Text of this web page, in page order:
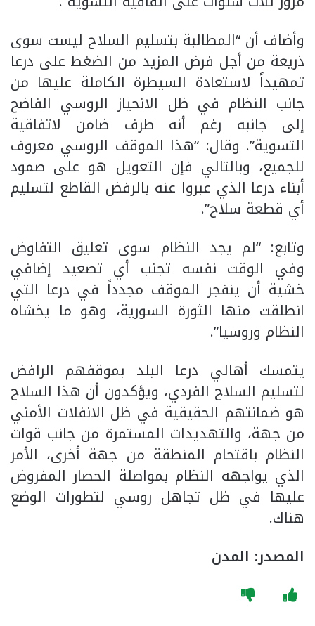
وأضاف أن “المطالبة بتسليم السلاح ليست سوى
ذريعة من أجل فرض المزيد من الضغط على درعا
تمهيداً لاستعادة السيطرة الكاملة عليها من
جانب النظام في ظل الانحياز الروسي الفاضح
إلى جانبه رغم أنه طرف ضامن لاتفاقية
التسوية”. وقال: “هذا الموقف الروسي معروف
للجميع، وبالتالي فإن التعويل هو على صمود
أبناء درعا الذي عبروا عنه بالرفض القاطع لتسليم
أي قطعة سلاح”.
وتابع: “لم يجد النظام سوى تعليق التفاوض
وفي الوقت نفسه تجنب أي تصعيد إضافي
خشية أن ينفجر الموقف مجدداً في درعا التي
انطلقت منها الثورة السورية، وهو ما يخشاه
النظام وروسيا”.
يتمسك أهالي درعا البلد بموقفهم الرافض
لتسليم السلاح الفردي، ويؤكدون أن هذا السلاح
هو ضمانتهم الحقيقية في ظل الانفلات الأمني
من جهة، والتهديدات المستمرة من جانب قوات
النظام باقتحام المنطقة من جهة أخرى، الأمر
الذي يواجهه النظام بمواصلة الحصار المفروض
عليها في ظل تجاهل روسي لتطورات الوضع
هناك.
المصدر: المدن